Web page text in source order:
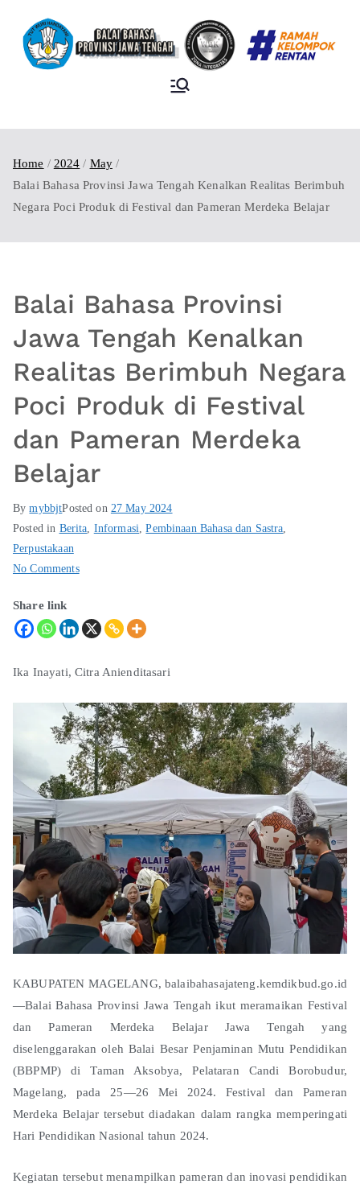
TENGAH
Home 2024
May
Balai Bahasa Provinsi Jawa Tengah Kenalkan Realitas Berimbuh
Negara Poci Produk di Festival dan Pameran Merdeka Belajar
Balai Bahasa Provinsi
Jawa Tengah Kenalkan
Realitas Berimbuh Negara
Poci Produk di Festival
dan Pameran Merdeka
Belajar
BymybbjtPosted on 27 May 2024
Posted in Berita Informasi ,Pembinaan Bahasa dan Sastra
Perpustakaan
No Comments
Share link
Ika Inayati, Citra Anienditasari
KABUPATEN MAGELANG, balaibahasajateng.kemdikbud.go.id
—Balai Bahasa Provinsi Jawa Tengah ikut meramaikan Festival
dan Pameran Merdeka Belajar Jawa Tengah yang
diselenggarakan oleh Balai Besar Penjaminan Mutu Pendidikan
(BBPMP) di Taman Aksobya, Pelataran Candi Borobudur,
Magelang, pada 25—26 Mei 2024. Festival dan Pameran
Merdeka Belajar tersebut diadakan dalam rangka memperingati
Hari Pendidikan Nasional tahun 2024.
Kegiatan tersebut menampilkan pameran dan inovasi pendidikan